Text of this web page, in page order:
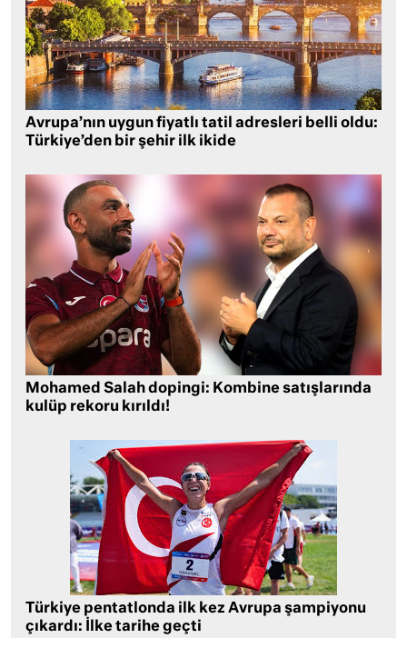
Avrupa’nın uygun fiyatlı tatil adresleri belli oldu:
Türkiye’den bir şehir ilk ikide
Mohamed Salah dopingi: Kombine satışlarında
kulüp rekoru kırıldı!
Türkiye pentatlonda ilk kez Avrupa şampiyonu
çıkardı: İlke tarihe geçti